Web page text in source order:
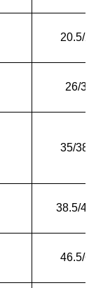
20.5/
26/35
35/
38.5/
46.5/